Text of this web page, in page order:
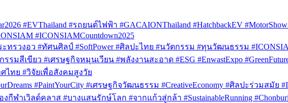
#EVThailand #รถยนต์ไฟฟ้า #GACAIONThailand #HatchbackEV
#ICONSIAMCountdown2025
ะทรวงอว #ทัศนศิลป์ #SoftPower #ศิลปะไทย #นวัตกรรม #ทุนวัฒนธรรม
รมสีเขียว #เศรษฐกิจหมุนเวียน #พลังงานสะอาด #ESG #EnwastExpo
ศไทย #วิจัยเพื่อสังคมสูงวัย
#PaintYourCity #เศรษฐกิจวัฒนธรรม #CreativeEconomy #ศิลปะร่วมสมั
องกีฬาเวิลด์คลาส #บางแสนรักษ์โลก #จากแก้วสู่กล้า #SustainableRunning